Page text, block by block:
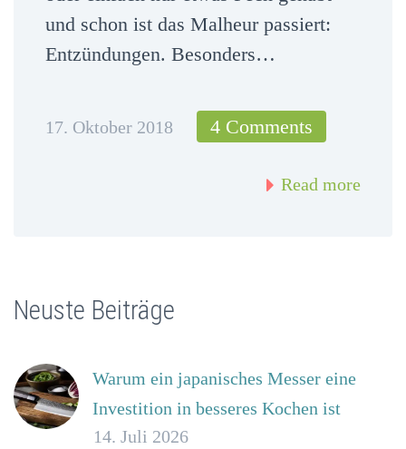
und schon ist das Malheur passiert:
Entzündungen. Besonders…
17. Oktober 2018 4 Comments
Read more
Neuste Beiträge
Warum ein japanisches Messer eine
Investition in besseres Kochen ist
14. Juli 2026